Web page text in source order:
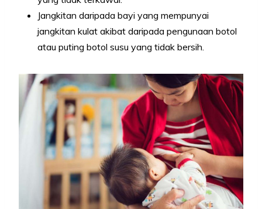
Jangkitan daripada bayi yang mempunyai
jangkitan kulat akibat daripada pengunaan botol
atau puting botol susu yang tidak bersih.